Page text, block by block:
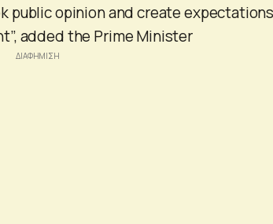
public opinion and create expectations
added the Prime Minister